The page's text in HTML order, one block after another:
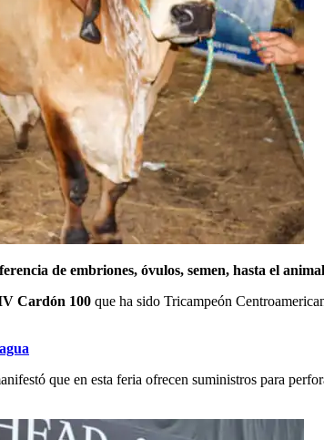
de embriones, óvulos, semen, hasta el
Cardón 100 que ha sido Tricampeón
que en esta feria ofrecen suministros para